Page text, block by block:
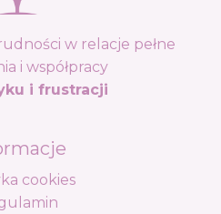
w relacje pełne
i współpracy
i frustracji
cookies